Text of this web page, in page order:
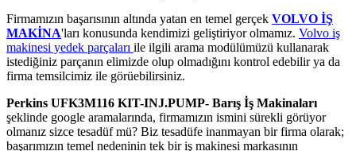
Firmamızın başarısının altında yatan en temel gerçek VOLVO İŞ
MAKİNA'ları konusunda kendimizi geliştiriyor olmamız. Volvo iş
makinesi yedek parçaları ile ilgili arama modülümüzü kullanarak
istediğiniz parçanın elimizde olup olmadığını kontrol edebilir ya da
firma temsilcimiz ile görüebilirsiniz.
Perkins UFK3M116 KIT-INJ.PUMP- Barış İş Makinaları
şeklinde google aramalarında, firmamızın ismini sürekli görüyor
olmanız sizce tesadüf mü? Biz tesadüfe inanmayan bir firma olarak;
başarımızın temel nedeninin tek bir iş makinesi markasının